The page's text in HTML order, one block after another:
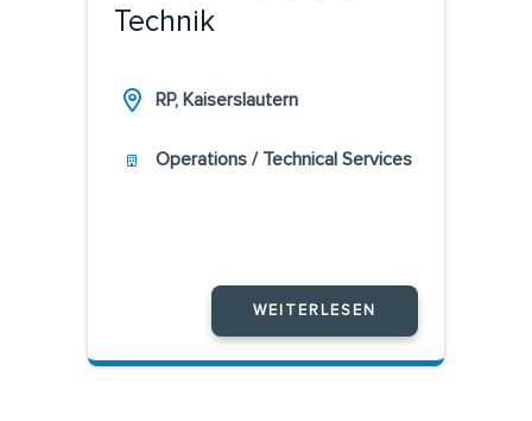
Technik
RP, Kaiserslautern
Operations / Technical Services
WEITERLESEN